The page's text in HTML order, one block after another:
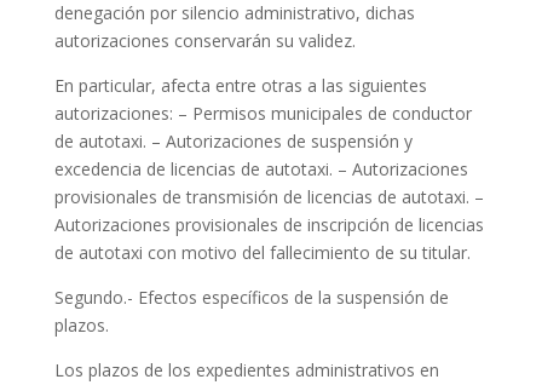
denegación por silencio administrativo, dichas
autorizaciones conservarán su validez.
En particular, afecta entre otras a las siguientes
autorizaciones: – Permisos municipales de conductor
de autotaxi. – Autorizaciones de suspensión y
excedencia de licencias de autotaxi. – Autorizaciones
provisionales de transmisión de licencias de autotaxi. –
Autorizaciones provisionales de inscripción de licencias
de autotaxi con motivo del fallecimiento de su titular.
Segundo.- Efectos específicos de la suspensión de
plazos.
Los plazos de los expedientes administrativos en